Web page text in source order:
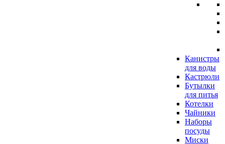
Канистры
для воды
Кастрюли
Бутылки
для питья
Котелки
Чайники
Наборы
посуды
Миски